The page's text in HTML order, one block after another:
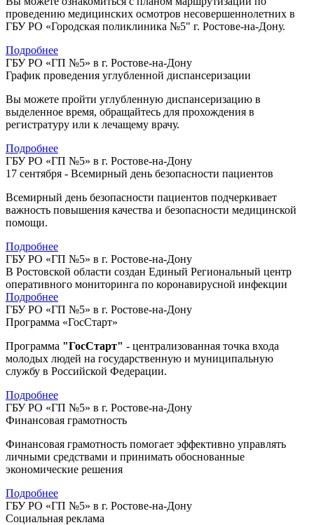
проведению медицинских осмотров несовершеннолетних в
ГБУ РО «Городская поликлиника №5" г. Ростове-на-Дону.
Подробнее
ГБУ РО «ГП №5» в г. Ростове-на-Дону
График проведения углубленной диспансеризации
Вы можете пройти углубленную диспансеризацию в
выделенное время, обращайтесь для прохождения в
регистратуру или к лечащему врачу.
Подробнее
ГБУ РО «ГП №5» в г. Ростове-на-Дону
17 сентября - Всемирный день безопасности пациентов
Всемирный день безопасности пациентов подчеркивает
важность повышения качества и безопасности медицинской
помощи.
Подробнее
ГБУ РО «ГП №5» в г. Ростове-на-Дону
В Ростовской области создан Единый Региональный центр
оперативного мониторинга по коронавирусной инфекции
Подробнее
ГБУ РО «ГП №5» в г. Ростове-на-Дону
Программа «ГосСтарт»
Программа "ГосСтарт" - централизованная точка входа
молодых людей на государственную и муниципальную
службу в Российской Федерации.
Подробнее
ГБУ РО «ГП №5» в г. Ростове-на-Дону
Финансовая грамотность
Финансовая грамотность помогает эффективно управлять
личными средствами и принимать обоснованные
экономические решения
Подробнее
ГБУ РО «ГП №5» в г. Ростове-на-Дону
Социальная реклама